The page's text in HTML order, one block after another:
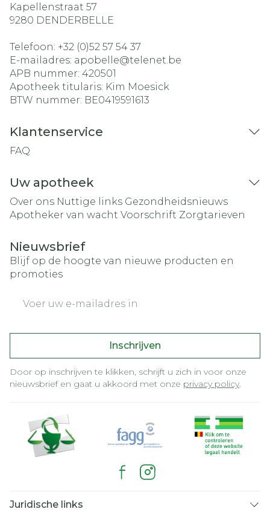
Kapellenstraat 57
9280 DENDERBELLE
Telefoon: +32 (0)52 57 54 37
E-mailadres: apobelle@telenet.be
APB nummer: 420501
Apotheek titularis: Kim Moesick
BTW nummer: BE0419591613
Klantenservice
FAQ
Uw apotheek
Over ons Nuttige links Gezondheidsnieuws
Apotheker van wacht Voorschrift Zorgtarieven
Nieuwsbrief
Blijf op de hoogte van nieuwe producten en
promoties
Inschrijven
Door op inschrijven te klikken, schrijft u zich in voor onze
nieuwsbrief en gaat u akkoord met onze privacy policy.
Juridische links